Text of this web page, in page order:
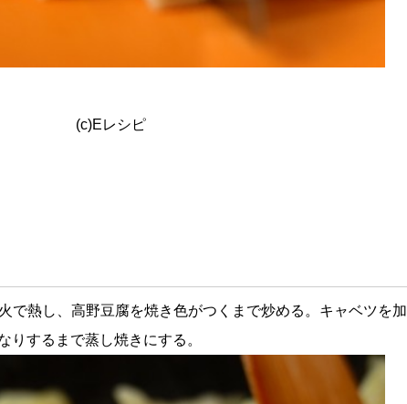
(c)Eレシピ
で熱し、高野豆腐を焼き色がつくまで炒める。キャベツを加
りするまで蒸し焼きにする。